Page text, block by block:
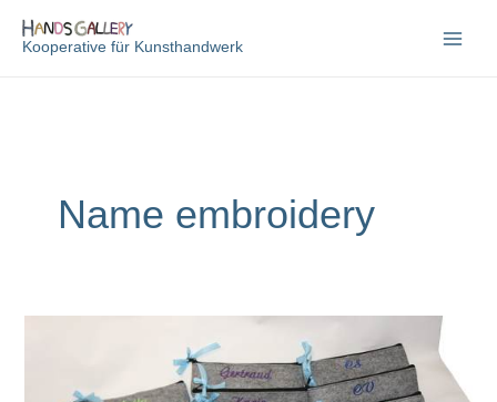
InhaltKooperative für Kunsthandwerk
Name embroidery